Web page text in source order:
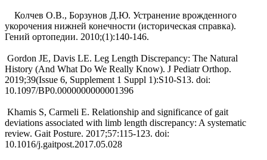
Колчев О.В., Борзунов Д.Ю. Устранение врожденного
укорочения нижней конечности (историческая справка).
Гений ортопедии. 2010;(1):140-146.
Gordon JE, Davis LE. Leg Length Discrepancy: The Natural
History (And What Do We Really Know). J Pediatr Orthop.
2019;39(Issue 6, Supplement 1 Suppl 1):S10-S13. doi:
10.1097/BP0.0000000000001396
Khamis S, Carmeli E. Relationship and significance of gait
deviations associated with limb length discrepancy: A systematic
review. Gait Posture. 2017;57:115-123. doi:
10.1016/j.gaitpost.2017.05.028